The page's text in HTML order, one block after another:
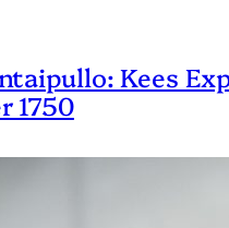
Kees
1750